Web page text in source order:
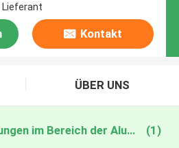
Kontakt
ÜBER UNS
China Dienstleistungen im Bereich der Aluminium-Extrusion (1)